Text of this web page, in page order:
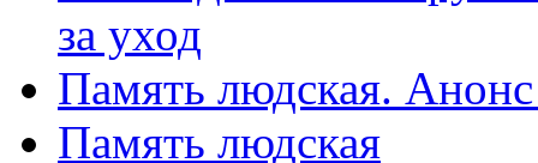
за уход
Память людская.
Память людская